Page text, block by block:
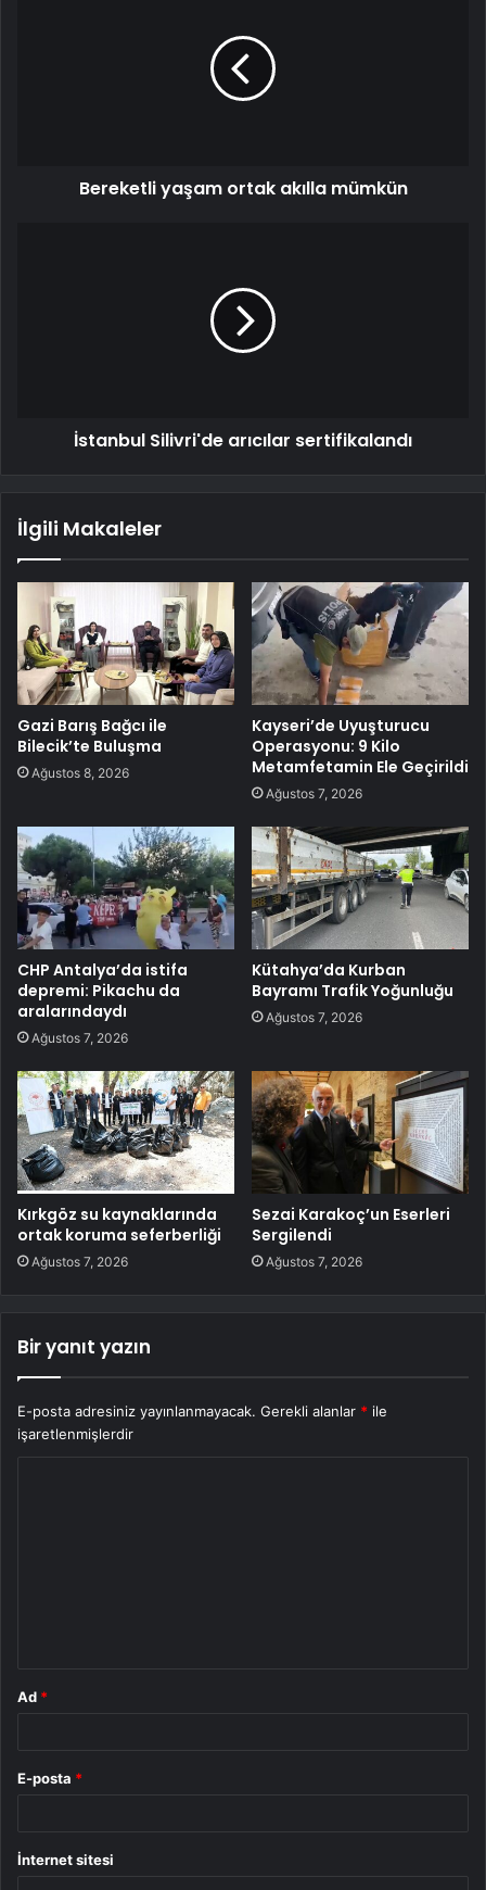
Bereketli yaşam ortak akılla mümkün
İstanbul Silivri'de arıcılar sertifikalandı
İlgili Makaleler
Gazi Barış Bağcı ile
Bilecik’te Buluşma
Ağustos 8, 2026
Kayseri’de Uyuşturucu
Operasyonu: 9 Kilo
Metamfetamin Ele Geçirildi
Ağustos 7, 2026
CHP Antalya’da istifa
depremi: Pikachu da
aralarındaydı
Ağustos 7, 2026
Kütahya’da Kurban
Bayramı Trafik Yoğunluğu
Ağustos 7, 2026
Kırkgöz su kaynaklarında
ortak koruma seferberliği
Ağustos 7, 2026
Sezai Karakoç’un Eserleri
Sergilendi
Ağustos 7, 2026
Bir yanıt yazın
E-posta adresiniz yayınlanmayacak. Gerekli alanlar * ile
işaretlenmişlerdir
Ad *
E-posta *
İnternet sitesi